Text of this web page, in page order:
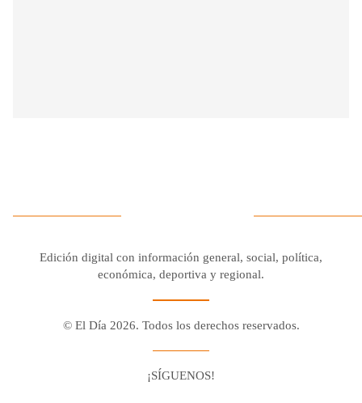
Edición digital con información general, social, política,
económica, deportiva y regional.
© El Día 2026. Todos los derechos reservados.
¡SÍGUENOS!